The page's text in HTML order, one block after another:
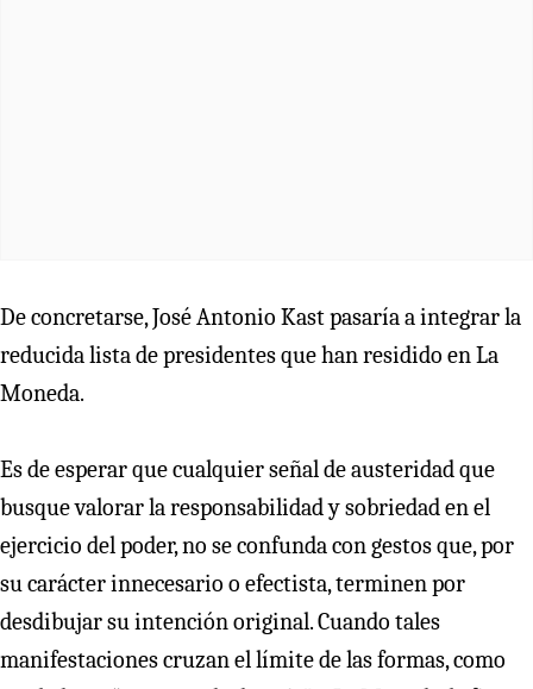
De concretarse, José Antonio Kast pasaría a integrar la
reducida lista de presidentes que han residido en La
Moneda.
Es de esperar que cualquier señal de austeridad que
busque valorar la responsabilidad y sobriedad en el
ejercicio del poder, no se confunda con gestos que, por
su carácter innecesario o efectista, terminen por
desdibujar su intención original. Cuando tales
manifestaciones cruzan el límite de las formas, como